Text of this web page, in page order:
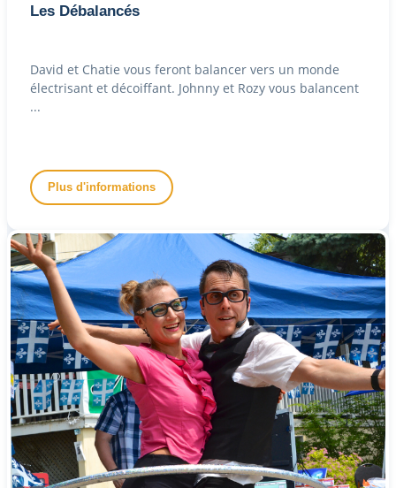
Les Débalancés
David et Chatie vous feront balancer vers un monde
électrisant et décoiffant. Johnny et Rozy vous balancent
...
Plus d'informations